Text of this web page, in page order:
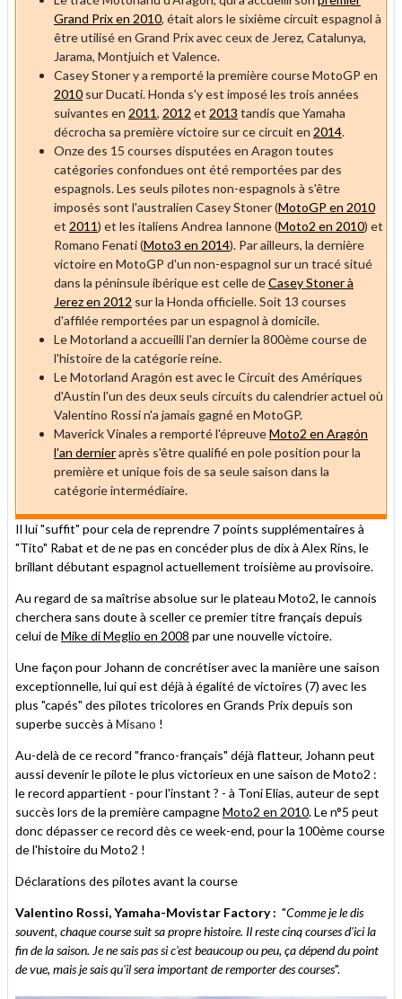
Grand Prix en 2010, était alors le sixième circuit espagnol à
être utilisé en Grand Prix avec ceux de Jerez, Catalunya,
Jarama, Montjuich et Valence.
Casey Stoner y a remporté la première course MotoGP en
2010 sur Ducati. Honda s'y est imposé les trois années
suivantes en 2011, 2012 et 2013 tandis que Yamaha
décrocha sa première victoire sur ce circuit en 2014.
Onze des 15 courses disputées en Aragon toutes
catégories confondues ont été remportées par des
espagnols. Les seuls pilotes non-espagnols à s'être
imposés sont l'australien Casey Stoner (MotoGP en 2010
et 2011) et les italiens Andrea Iannone (Moto2 en 2010) et
Romano Fenati (Moto3 en 2014). Par ailleurs, la dernière
victoire en MotoGP d'un non-espagnol sur un tracé situé
dans la péninsule ibérique est celle deCasey Stoner à
Jerez en 2012 sur la Honda officielle. Soit 13 courses
d'affilée remportées par un espagnol à domicile.
Le Motorland a accueilli l'an dernier la 800ème course de
l'histoire de la catégorie reine.
Le Motorland Aragón est avec le Circuit des Amériques
d'Austin l'un des deux seuls circuits du calendrier actuel où
Valentino Rossi n'a jamais gagné en MotoGP.
Maverick Vinales a remporté l'épreuveMoto2 en Aragón
l'an dernieraprès s'être qualifié en pole position pour la
première et unique fois de sa seule saison dans la
catégorie intermédiaire.
Il lui "suffit" pour cela de reprendre 7 points supplémentaires à
"Tito" Rabat et de ne pas en concéder plus de dix à Alex Rins, le
brillant débutant espagnol actuellement troisième au provisoire.
Au regard de sa maîtrise absolue sur le plateau Moto2, le cannois
cherchera sans doute à sceller ce premier titre français depuis
celui deMike di Meglio en 2008 par une nouvelle victoire.
Une façon pour Johann de concrétiser avec la manière une saison
exceptionnelle, lui qui est déjà à égalité de victoires (7) avec les
plus "capés" des pilotes tricolores en Grands Prix depuis son
superbe succès à Misano !
Au-delà de ce record "franco-français" déjà flatteur, Johann peut
aussi devenir le pilote le plus victorieux en une saison de Moto2 :
le record appartient - pour l'instant ? - à Toni Elias, auteur de sept
succès lors de la première campagneMoto2 en 2010. Le n°5 peut
donc dépasser ce record dès ce week-end, pour la 100ème course
de l'histoire du Moto2 !
Déclarations des pilotes avant la course
Valentino Rossi, Yamaha-Movistar Factory : "Comme je le dis
souvent, chaque course suit sa propre histoire. Il reste cinq courses d'ici la
fin de la saison. Je ne sais pas si c'est beaucoup ou peu, ça dépend du point
de vue, mais je sais qu'il sera important de remporter des courses".